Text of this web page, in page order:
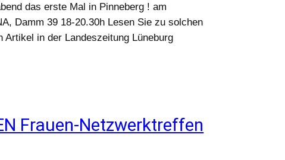
das erste Mal in Pinneberg ! am
Damm 39 18-20.30h Lesen Sie zu solchen
Artikel in der Landeszeitung Lüneburg
Frauen-Netzwerktreffen